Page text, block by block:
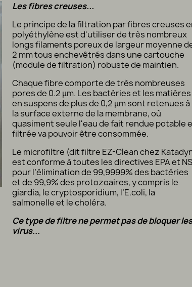
Les fibres creuses...
Le principe de la filtration par fibres creuses
polyéthylène est d'utiliser de très nombreux
longs filaments poreux de largeur moyenne
2 mm tous enchevêtrés dans une cartouche
(module de filtration) robuste de maintien.
Chaque fibre comporte de très nombreuses
pores de 0.2 µm. Les bactéries et les matières
en suspens de plus de 0,2 µm sont retenues à
la surface externe de la membrane, où
quasiment seule l'eau de fait rendue potable
filtrée va pouvoir être consommée.
Le microfiltre (dit filtre EZ-Clean chez
est conforme à toutes les directives EPA et
pour l’élimination de 99,9999% des bactéries
et de 99,9% des protozoaires, y compris le
giardia, le cryptosporidium, l’E.coli, la
salmonelle et le choléra.
Ce type de filtre ne permet pas de bloquer les
virus...